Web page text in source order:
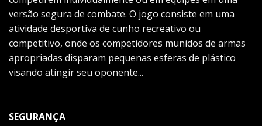
versão segura de combate. O jogo consiste em uma
atividade desportiva de cunho recreativo ou
competitivo, onde os competidores munidos de armas
apropriadas disparam pequenas esferas de plástico
visando atingir seu oponente...
SEGURANÇA